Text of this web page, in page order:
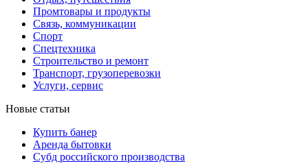
Промтовары и продукты
Связь, коммуникации
Спорт
Спецтехника
Строительство и ремонт
Транспорт, грузоперевозки
Услуги, сервис
Новые статьи
Купить банер
Аренда бытовки
Субд российского производства